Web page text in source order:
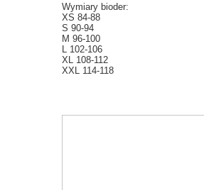
Wymiary bioder:
XS 84-88
S 90-94
M 96-100
L 102-106
XL 108-112
XXL 114-118